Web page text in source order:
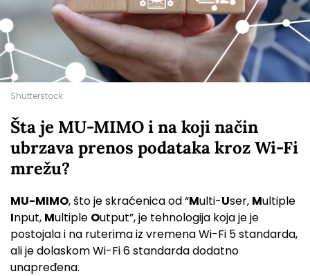
Shutterstock
Šta je MU-MIMO i na koji način
ubrzava prenos podataka kroz Wi-Fi
mrežu?
MU-MIMO, što je skraćenica od “Multi-User, Multiple
Input, Multiple Output”, je tehnologija koja je je
postojala i na ruterima iz vremena Wi-Fi 5 standarda,
ali je dolaskom Wi-Fi 6 standarda dodatno
unapređena.